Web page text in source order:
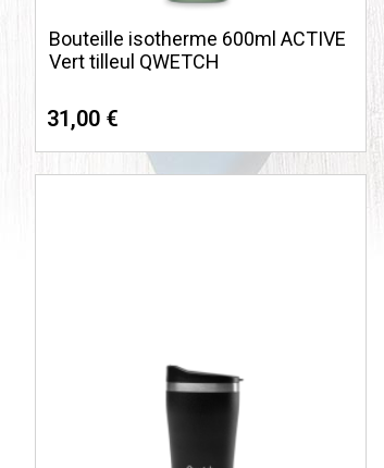
Bouteille isotherme 600ml ACTIVE
Vert tilleul QWETCH
31,00 €